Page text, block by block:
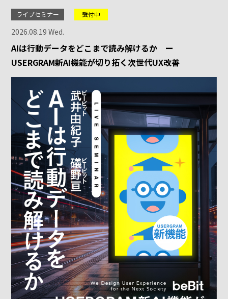
ライブセミナー 受付中
2026.08.19 Wed.
AIは行動データをどこまで読み解けるか ー
USERGRAM新AI機能が切り拓く次世代UX改善